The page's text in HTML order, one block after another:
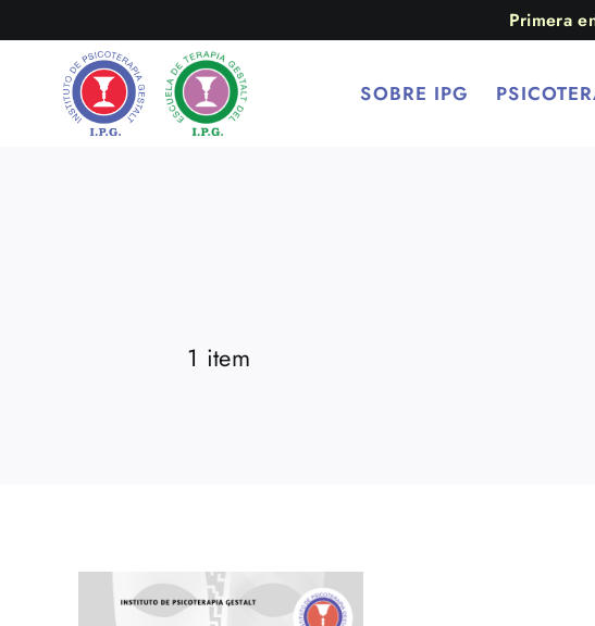
al
contenido
Primera
SOBRE IPG
1 item